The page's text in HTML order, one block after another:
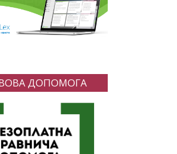
ДОПОМОГА